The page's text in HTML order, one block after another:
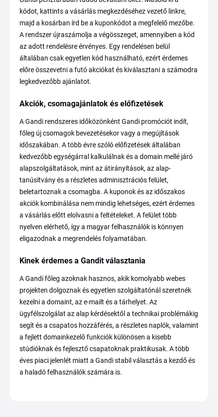
kódot, kattints a vásárlás megkezdéséhez vezető linkre,
majd a kosárban írd be a kuponkódot a megfelelő mezőbe.
A rendszer újraszámolja a végösszeget, amennyiben a kód
az adott rendelésre érvényes. Egy rendelésen belül
általában csak egyetlen kód használható, ezért érdemes
előre összevetni a futó akciókat és kiválasztani a számodra
legkedvezőbb ajánlatot.
Akciók, csomagajánlatok és előfizetések
A Gandi rendszeres időközönként Gandi promóciót indít,
főleg új csomagok bevezetésekor vagy a megújítások
időszakában. A több évre szóló előfizetések általában
kedvezőbb egységárral kalkulálnak és a domain mellé járó
alapszolgáltatások, mint az átirányítások, az alap-
tanúsítvány és a részletes adminisztrációs felület,
beletartoznak a csomagba. A kuponok és az időszakos
akciók kombinálása nem mindig lehetséges, ezért érdemes
a vásárlás előtt elolvasni a feltételeket. A felület több
nyelven elérhető, így a magyar felhasználók is könnyen
eligazodnak a megrendelés folyamatában.
Kinek érdemes a Gandit választania
A Gandi főleg azoknak hasznos, akik komolyabb webes
projekten dolgoznak és egyetlen szolgáltatónál szeretnék
kezelni a domaint, az e-mailt és a tárhelyet. Az
ügyfélszolgálat az alap kérdésektől a technikai problémákig
segít és a csapatos hozzáférés, a részletes naplók, valamint
a fejlett domainkezelő funkciók különösen a kisebb
stúdióknak és fejlesztő csapatoknak praktikusak. A több
éves piaci jelenlét miatt a Gandi stabil választás a kezdő és
a haladó felhasználók számára is.